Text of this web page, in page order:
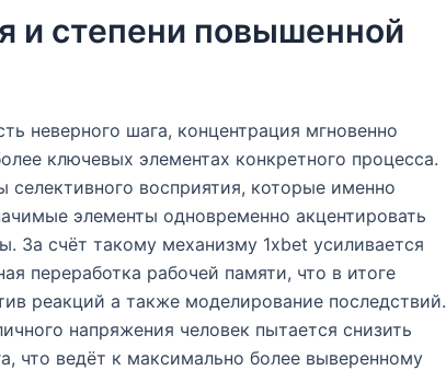
и степени повышенной
неверного шага, концентрация мгновенно
ключевых элементах конкретного процесса.
селективного восприятия, которые именно
элементы одновременно акцентировать
За счёт такому механизму 1xbet усиливается
переработка рабочей памяти, что в итоге
реакций а также моделирование последствий.
напряжения человек пытается снизить
что ведёт к максимально более выверенному